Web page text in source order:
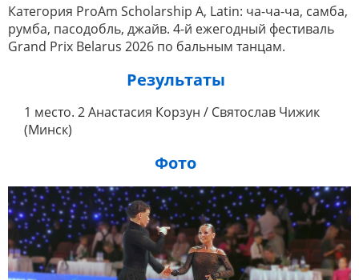
Категория ProAm Scholarship A, Latin: ча-ча-ча, самба,
румба, пасодобль, джайв. 4-й ежегодный фестиваль
Grand Prix Belarus 2026 по бальным танцам.
Результаты
1 место. 2 Анастасия Корзун / Святослав Чижик
(Минск)
Фото